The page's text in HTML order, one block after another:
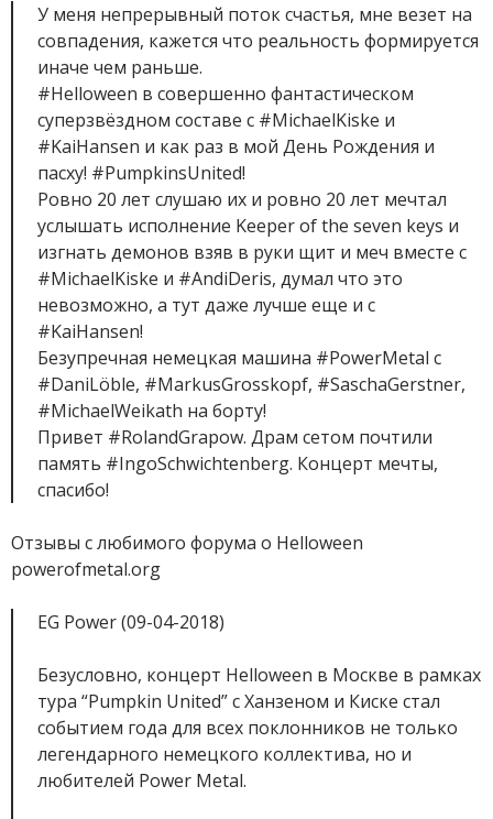
У меня непрерывный поток счастья, мне везет на
совпадения, кажется что реальность формируется
иначе чем раньше.
#Helloween в совершенно фантастическом
суперзвёздном составе с #MichaelKiske и
#KaiHansen и как раз в мой День Рождения и
пасху! #PumpkinsUnited!
Ровно 20 лет слушаю их и ровно 20 лет мечтал
услышать исполнение Keeper of the seven keys и
изгнать демонов взяв в руки щит и меч вместе с
#MichaelKiske и #AndiDeris, думал что это
невозможно, а тут даже лучше еще и с
#KaiHansen!
Безупречная немецкая машина #PowerMetal с
#DaniLöble, #MarkusGrosskopf, #SaschaGerstner,
#MichaelWeikath на борту!
Привет #RolandGrapow. Драм сетом почтили
память #IngoSchwichtenberg. Концерт мечты,
спасибо!
Отзывы с любимого форума о Helloween
powerofmetal.org
EG Power (09-04-2018)
Безусловно, концерт Helloween в Москве в рамках
тура “Pumpkin United” с Ханзеном и Киске стал
событием года для всех поклонников не только
легендарного немецкого коллектива, но и
любителей Power Metal.